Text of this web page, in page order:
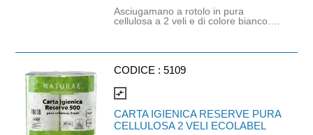
Asciugamano a rotolo in pura
cellulosa a 2 veli e di colore bianco.
6 pezzi.
CODICE :5109
compare_arrows
CARTA IGIENICA RESERVE PURA
CELLULOSA 2 VELI ECOLABEL